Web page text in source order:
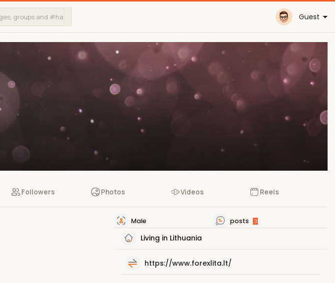
Guest
Followers Photos Videos Reels
Male posts 3
Living in Lithuania
https://www.forexlita.lt/